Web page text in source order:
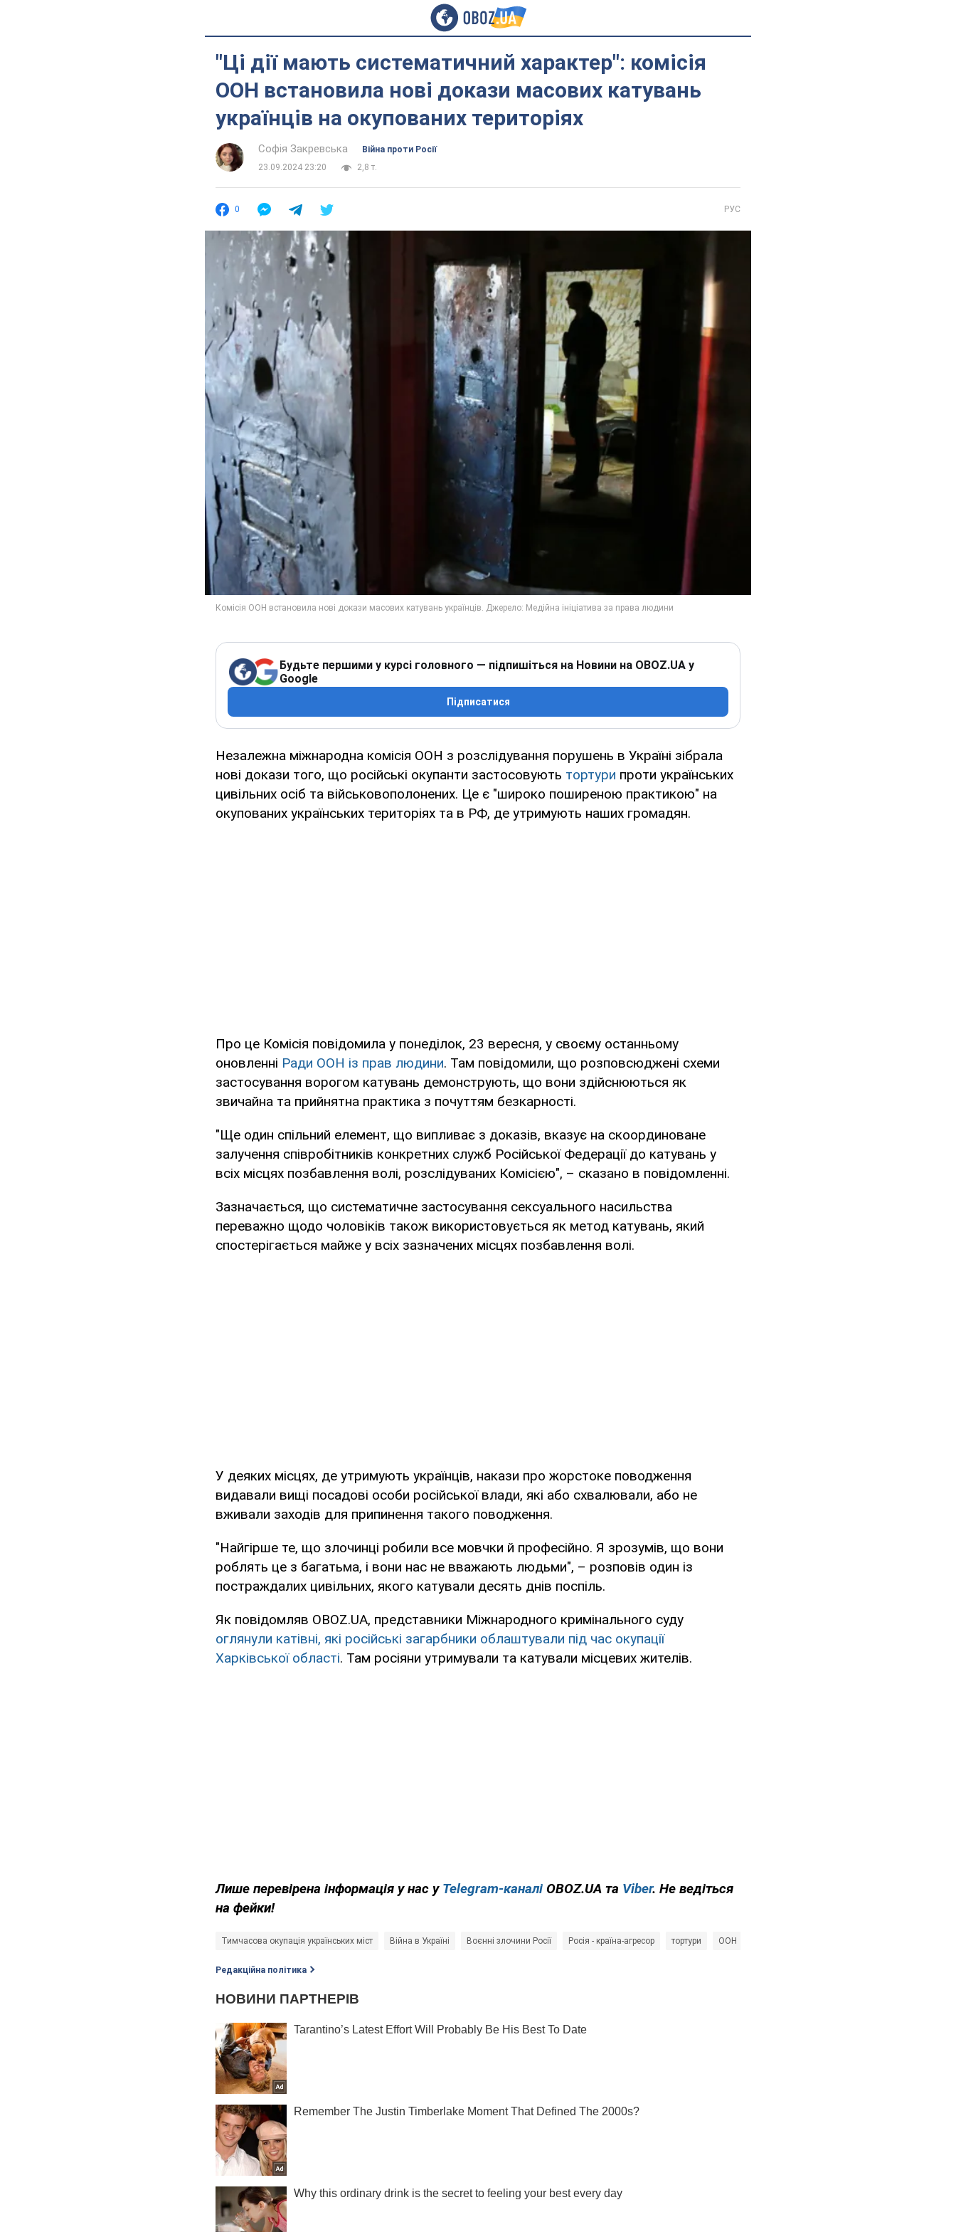
"Ці дії мають систематичний характер": комісія
ООН встановила нові докази масових катувань
українців на окупованих територіях
Софія Закревська
Війна проти Росії
23.09.2024 23:20
2,8 т.
0 РУС
Будьте першими у курсі головного — підпишіться на Новини на OBOZ.UA у
Google
Підписатися
Незалежна міжнародна комісія ООН з розслідування порушень в Україні зібрала
нові докази того, що російські окупанти застосовують тортури проти українських
цивільних осіб та військовополонених. Це є "широко поширеною практикою" на
окупованих українських територіях та в РФ, де утримують наших громадян.
Про це Комісія повідомила у понеділок, 23 вересня, у своєму останньому
оновленні Ради ООН із прав людини. Там повідомили, що розповсюджені схеми
застосування ворогом катувань демонструють, що вони здійснюються як
звичайна та прийнятна практика з почуттям безкарності.
"Ще один спільний елемент, що випливає з доказів, вказує на скоординоване
залучення співробітників конкретних служб Російської Федерації до катувань у
всіх місцях позбавлення волі, розслідуваних Комісією", – сказано в повідомленні.
Зазначається, що систематичне застосування сексуального насильства
переважно щодо чоловіків також використовується як метод катувань, який
спостерігається майже у всіх зазначених місцях позбавлення волі.
У деяких місцях, де утримують українців, накази про жорстоке поводження
видавали вищі посадові особи російської влади, які або схвалювали, або не
вживали заходів для припинення такого поводження.
"Найгірше те, що злочинці робили все мовчки й професійно. Я зрозумів, що вони
роблять це з багатьма, і вони нас не вважають людьми", – розповів один із
постраждалих цивільних, якого катували десять днів поспіль.
Як повідомляв OBOZ.UA, представники Міжнародного кримінального суду
оглянули катівні, які російські загарбники облаштували під час окупації
Харківської області. Там росіяни утримували та катували місцевих жителів.
Лише перевірена інформація у нас у Telegram-каналі OBOZ.UA та Viber. Не ведіться
на фейки!
Тимчасова окупація українських міст Війна в Україні Воєнні злочини Росії Росія - країна-агресор тортури ООН
Редакційна політика